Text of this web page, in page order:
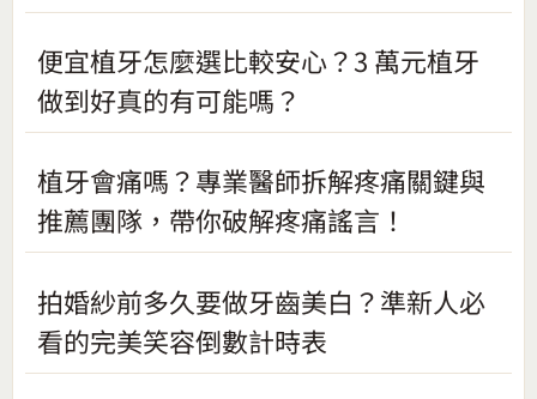
便宜植牙怎麼選比較安心？3 萬元植牙
做到好真的有可能嗎？
植牙會痛嗎？專業醫師拆解疼痛關鍵與
推薦團隊，帶你破解疼痛謠言！
拍婚紗前多久要做牙齒美白？準新人必
看的完美笑容倒數計時表